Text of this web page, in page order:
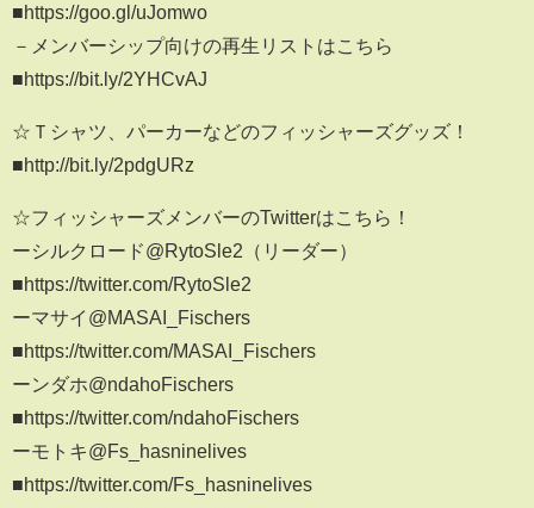
■https://goo.gl/uJomwo
－メンバーシップ向けの再生リストはこちら
■https://bit.ly/2YHCvAJ
☆Ｔシャツ、パーカーなどのフィッシャーズグッズ！
■http://bit.ly/2pdgURz
☆フィッシャーズメンバーのTwitterはこちら！
ーシルクロード@RytoSle2（リーダー）
■https://twitter.com/RytoSle2
ーマサイ@MASAI_Fischers
■https://twitter.com/MASAI_Fischers
ーンダホ@ndahoFischers
■https://twitter.com/ndahoFischers
ーモトキ@Fs_hasninelives
■https://twitter.com/Fs_hasninelives